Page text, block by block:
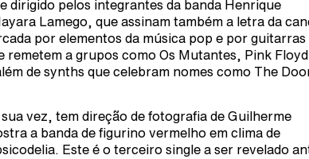
dirigido pelos integrantes da banda Henrique
Lamego, que assinam também a letra da
por elementos da música pop e por guitarras
remetem a grupos como Os Mutantes, Pink
de synths que celebram nomes como The
vez, tem direção de fotografia de Guilherme
a banda de figurino vermelho em clima de
Este é o terceiro single a ser revelado